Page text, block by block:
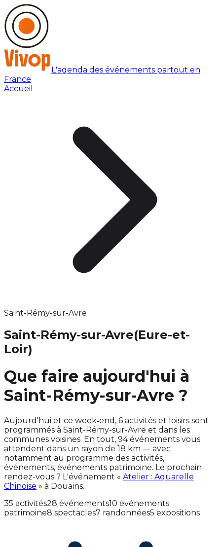
L'agenda des événements partout en
France
Accueil
Saint-Rémy-sur-Avre
Saint-Rémy-sur-Avre(Eure-et-
Loir)
Que faire aujourd'hui à
Saint-Rémy-sur-Avre ?
Aujourd'hui et ce week‑end, 6 activités et loisirs sont
programmés à Saint-Rémy-sur-Avre et dans les
communes voisines. En tout, 94 événements vous
attendent dans un rayon de 18 km — avec
notamment au programme des activités,
événements, événements patrimoine. Le prochain
rendez-vous ? L'événement « Atelier : Aquarelle
Chinoise » à Douains.
35 activités28 événements10 événements
patrimoine8 spectacles7 randonnées5 expositions